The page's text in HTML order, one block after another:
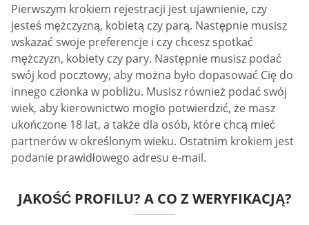
Pierwszym krokiem rejestracji jest ujawnienie, czy
jesteś mężczyzną, kobietą czy parą. Następnie musisz
wskazać swoje preferencje i czy chcesz spotkać
mężczyzn, kobiety czy pary. Następnie musisz podać
swój kod pocztowy, aby można było dopasować Cię do
innego członka w pobliżu. Musisz również podać swój
wiek, aby kierownictwo mogło potwierdzić, że masz
ukończone 18 lat, a także dla osób, które chcą mieć
partnerów w określonym wieku. Ostatnim krokiem jest
podanie prawidłowego adresu e-mail.
JAKOŚĆ PROFILU? A CO Z WERYFIKACJĄ?